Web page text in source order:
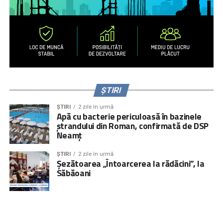
ȘTIRI
ȘTIRI 2 zile în urmă
Apă cu bacterie periculoasă în bazinele
ștrandului din Roman, confirmată de DSP
Neamț
ȘTIRI 2 zile în urmă
Șezătoarea „Întoarcerea la rădăcini”, la
Săbăoani